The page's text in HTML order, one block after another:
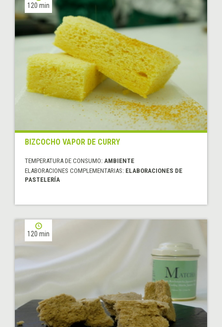
120 min
BIZCOCHO VAPOR DE CURRY
TEMPERATURA DE CONSUMO: AMBIENTE
ELABORACIONES COMPLEMENTARIAS: ELABORACIONES DE
PASTELERÍA
120 min